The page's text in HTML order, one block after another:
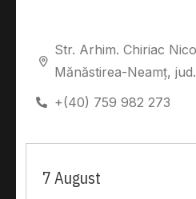
Str. Arhim. Chiriac
Mănăstirea-Neamț,
+(40) 759 982 273
7 August